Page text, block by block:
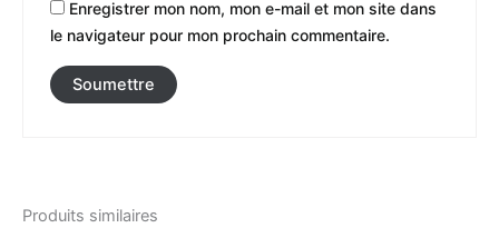
Enregistrer mon nom, mon e-mail et mon site dans
le navigateur pour mon prochain commentaire.
Produits similaires